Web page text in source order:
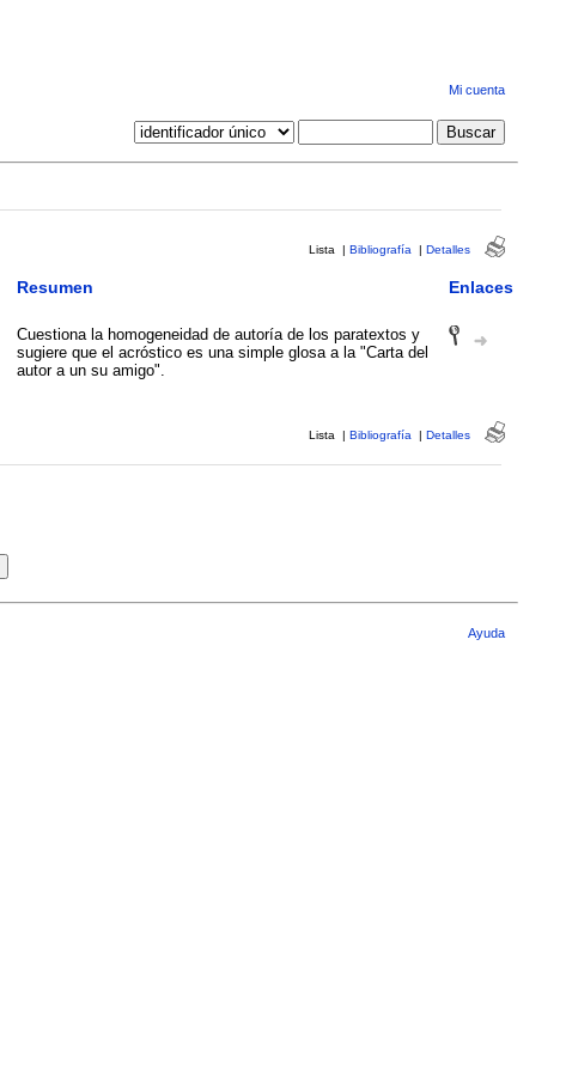
Mi cuenta
Lista | Bibliografía | Detalles
Resumen Enlaces
Cuestiona la homogeneidad de autoría de los paratextos y
sugiere que el acróstico es una simple glosa a la "Carta del
autor a un su amigo".
Lista | Bibliografía | Detalles
Ayuda